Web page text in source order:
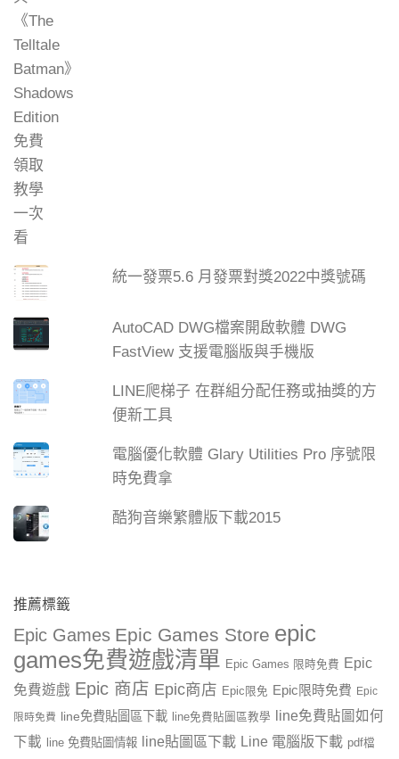
統一發票5.6 月發票對獎2022中獎號碼
AutoCAD DWG檔案開啟軟體 DWG
FastView 支援電腦版與手機版
LINE爬梯子 在群組分配任務或抽獎的方
便新工具
電腦優化軟體 Glary Utilities Pro 序號限
時免費拿
酷狗音樂繁體版下載2015
推薦標籤
Epic Games Epic Games Store epic
games免費遊戲清單 Epic Games 限時免費 Epic
免費遊戲 Epic 商店 Epic商店 Epic限免 Epic限時免費 Epic
限時免費 line免費貼圖區下載 line免費貼圖區教學
line免費貼圖如何
下載 line 免費貼圖情報 line貼圖區下載 Line 電腦版下載 pdf檔